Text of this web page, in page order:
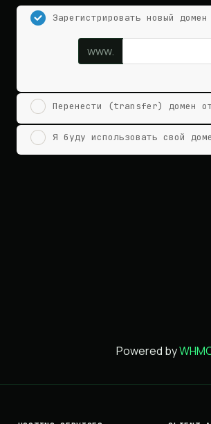
Зарегистрировать новый домен
www.
Перенести (transfer) домен от
Я буду использовать свой
Powered by